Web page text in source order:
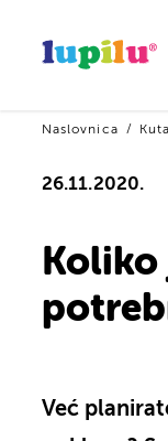
Naslovnica
26.11.2020.
Koliko
Već